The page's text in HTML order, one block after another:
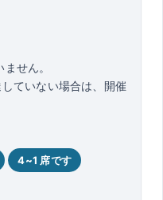
せん。
ていない場合は、開催
4~1 席です